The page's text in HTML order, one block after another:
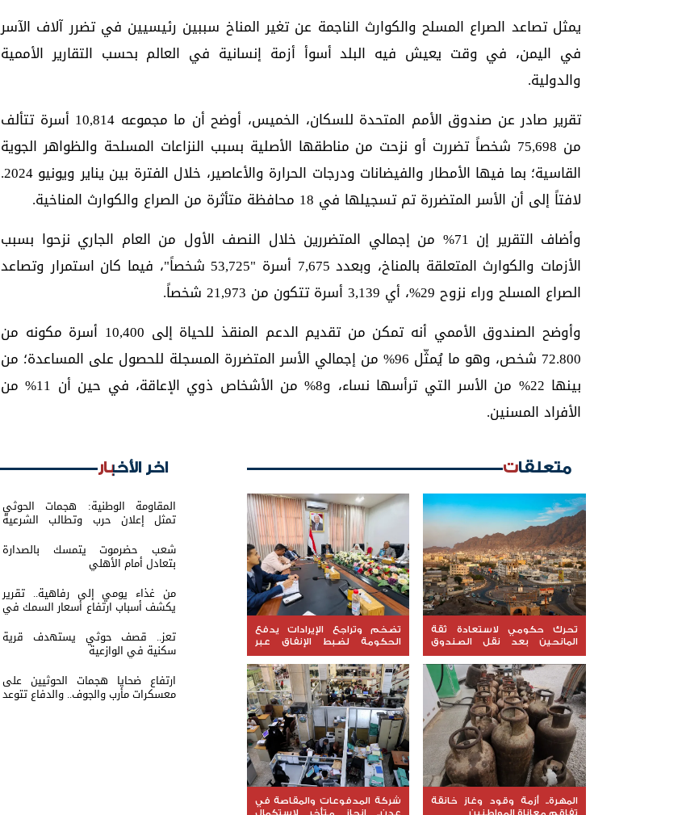
يمثل تصاعد الصراع المسلح والكوارث الناجمة عن تغير المناخ سببين رئيسيين في تضرر آلاف الآسر
في اليمن، في وقت يعيش فيه البلد أسوأ أزمة إنسانية في العالم بحسب التقارير الأممية
والدولية.
تقرير صادر عن صندوق الأمم المتحدة للسكان، الخميس، أوضح أن ما مجموعه 10,814 أسرة تتألف
من 75,698 شخصاً تضررت أو نزحت من مناطقها الأصلية بسبب النزاعات المسلحة والظواهر الجوية
القاسية؛ بما فيها الأمطار والفيضانات ودرجات الحرارة والأعاصير، خلال الفترة بين يناير ويونيو 2024.
لافتاً إلى أن الأسر المتضررة تم تسجيلها في 18 محافظة متأثرة من الصراع والكوارث المناخية.
وأضاف التقرير إن 71% من إجمالي المتضررين خلال النصف الأول من العام الجاري نزحوا بسبب
الأزمات والكوارث المتعلقة بالمناخ، وبعدد 7,675 أسرة "53,725 شخصاً"، فيما كان استمرار وتصاعد
الصراع المسلح وراء نزوح 29%، أي 3,139 أسرة تتكون من 21,973 شخصاً.
وأوضح الصندوق الأممي أنه تمكن من تقديم الدعم المنقذ للحياة إلى 10,400 أسرة مكونه من
72.800 شخص، وهو ما يُمثّل 96% من إجمالي الأسر المتضررة المسجلة للحصول على المساعدة؛ من
بينها 22% من الأسر التي ترأسها نساء، و8% من الأشخاص ذوي الإعاقة، في حين أن 11% من
الأفراد المسنين.
متعلقات
تحرك حكومي لاستعادة ثقة
المانحين بعد نقل الصندوق
الاجتماعي إلى عدن
تضخم وتراجع الإيرادات يدفع
الحكومة لضبط الإنفاق عبر
"السقوف المالية"
المهرة.. أزمة وقود وغاز خانقة
تفاقم معاناة المواطنين
شركة المدفوعات والمقاصة في
عدن.. إنجاز متأخر لاستكمال
اخر الأخبار
المقاومة الوطنية: هجمات الحوثي
تمثل إعلان حرب وتطالب الشرعية
بتحريك الجبهات
شعب حضرموت يتمسك بالصدارة
بتعادل أمام الأهلي
من غذاء يومي إلى رفاهية.. تقرير
يكشف أسباب ارتفاع أسعار السمك في
تعز.. قصف حوثي يستهدف قرية
سكنية في الوازعية
ارتفاع ضحايا هجمات الحوثيين على
معسكرات مأرب والجوف.. والدفاع تتوعد